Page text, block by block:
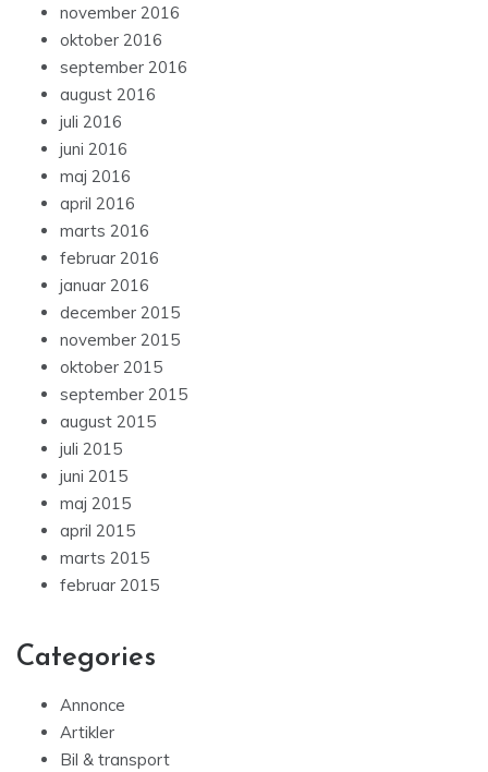
november 2016
oktober 2016
september 2016
august 2016
juli 2016
juni 2016
maj 2016
april 2016
marts 2016
februar 2016
januar 2016
december 2015
november 2015
oktober 2015
september 2015
august 2015
juli 2015
juni 2015
maj 2015
april 2015
marts 2015
februar 2015
Categories
Annonce
Artikler
Bil & transport